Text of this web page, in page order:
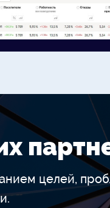
целей,